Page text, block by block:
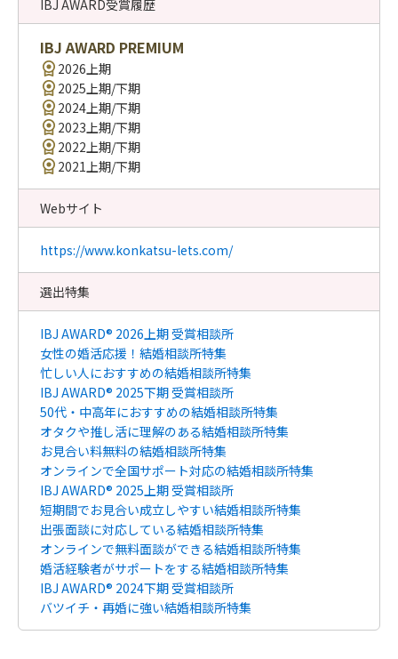
IBJ AWARD受賞履歴
IBJ AWARD PREMIUM
2026上期
2025上期/下期
2024上期/下期
2023上期/下期
2022上期/下期
2021上期/下期
Webサイト
https://www.konkatsu-lets.com/
選出特集
IBJ AWARD® 2026上期 受賞相談所
女性の婚活応援！結婚相談所特集
忙しい人におすすめの結婚相談所特集
IBJ AWARD® 2025下期 受賞相談所
50代・中高年におすすめの結婚相談所特集
オタクや推し活に理解のある結婚相談所特集
お見合い料無料の結婚相談所特集
オンラインで全国サポート対応の結婚相談所特集
IBJ AWARD® 2025上期 受賞相談所
短期間でお見合い成立しやすい結婚相談所特集
出張面談に対応している結婚相談所特集
オンラインで無料面談ができる結婚相談所特集
婚活経験者がサポートをする結婚相談所特集
IBJ AWARD® 2024下期 受賞相談所
バツイチ・再婚に強い結婚相談所特集